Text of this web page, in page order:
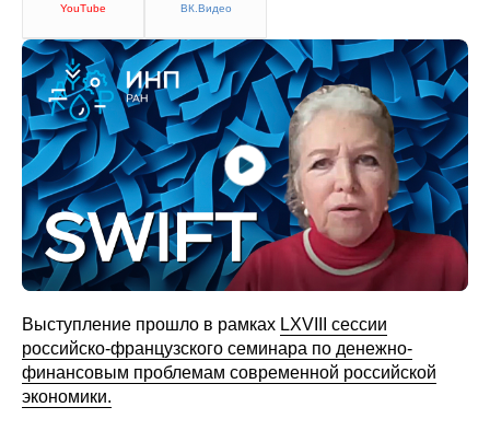
Отчетность
Противодействие коррупции
Материалы для СМИ
Публикации
Научная жизнь
Издания
Проблемы прогнозирования
О журнале
YouTube ВК.Видео
Выступление прошло в рамках LXVIII сессии
российско-французского семинара по денежно-
финансовым проблемам современной российской
экономики.